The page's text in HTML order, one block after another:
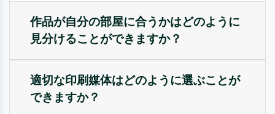
作品が自分の部屋に合うかはどのように
見分けることができますか？
適切な印刷媒体はどのように選ぶことが
できますか？